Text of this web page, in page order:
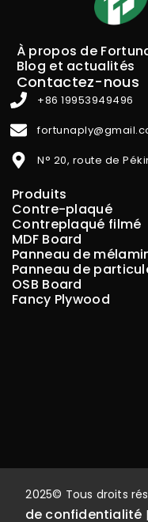
À propos de
Blog et actualités
Contactez-nous
+86 19953949496
N° 20, route de
Produits
Contre-plaqué
Contreplaqué filmé
MDF Board
Panneau de
Panneau de
OSB Board
Fancy Plywood
2025© Tous droits
de confidentialité |